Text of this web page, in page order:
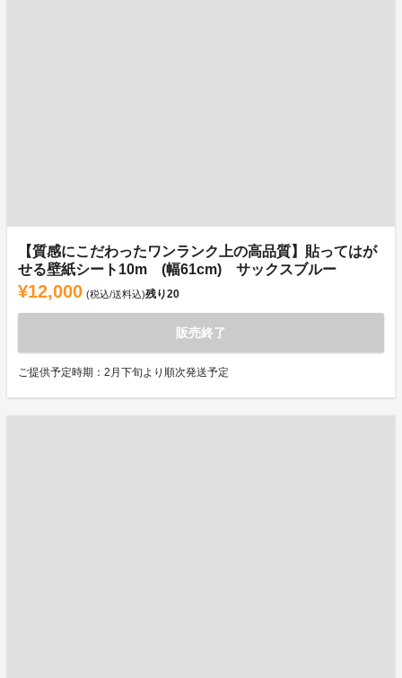
【質感にこだわったワンランク上の高品質】貼ってはが
せる壁紙シート10m (幅61cm) サックスブルー
¥12,000 (税込/送料込)残り20
販売終了
ご提供予定時期：2月下旬より順次発送予定